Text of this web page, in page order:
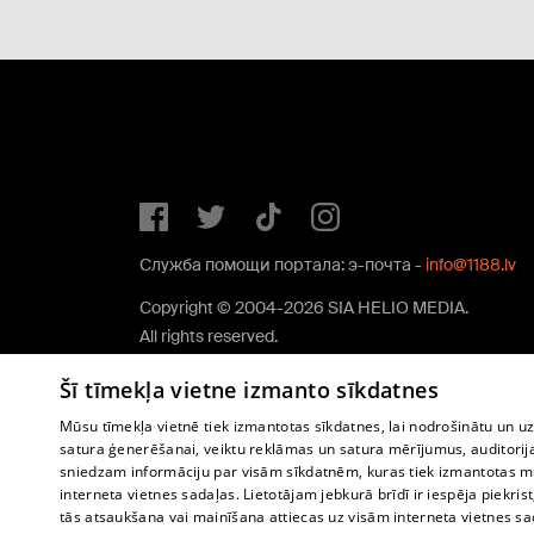
Служба помощи портала: э-почта - info@1188.lv
Copyright © 2004-2026 SIA HELIO MEDIA.
All rights reserved.
Šī tīmekļa vietne izmanto sīkdatnes
Mūsu tīmekļa vietnē tiek izmantotas sīkdatnes, lai nodrošinātu un
satura ģenerēšanai, veiktu reklāmas un satura mērījumus,
sniedzam informāciju par visām sīkdatnēm, kuras tiek izmantotas
interneta vietnes sadaļas. Lietotājam jebkurā brīdī ir iespēja
tās atsaukšana vai mainīšana attiecas uz visām interneta vietnes